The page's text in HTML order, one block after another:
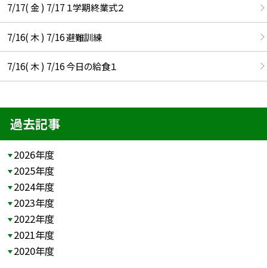
7/17( 金 ) 7/17 １学期終業式２
7/16( 木 ) 7/16 避難訓練
7/16( 木 ) 7/16 今日の給食１
過去記事
2026年度
2025年度
2024年度
2023年度
2022年度
2021年度
2020年度